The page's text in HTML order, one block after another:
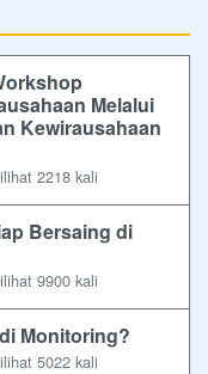
Melalui
Kewirausahaan
2218 kali
Bersaing di
9900 kali
Monitoring?
5022 kali